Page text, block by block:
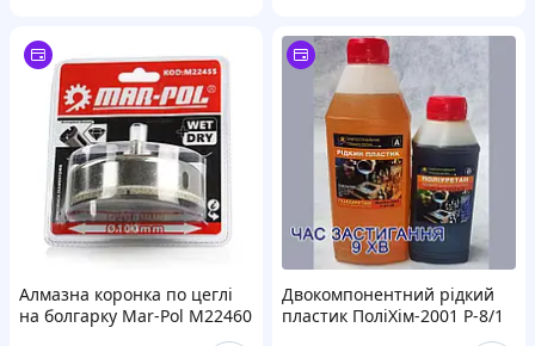
Алмазна коронка по цеглі
на болгарку Mar-Pol M22460
Двокомпонентний рідкий
пластик ПоліХім-2001 Р-8/1